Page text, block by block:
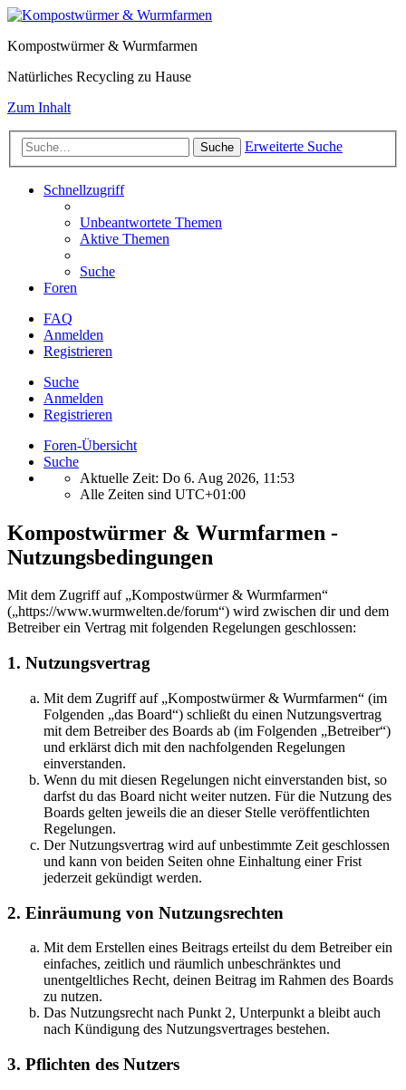
Kompostwürmer & Wurmfarmen
Natürliches Recycling zu Hause
Zum Inhalt
Suche Erweiterte Suche
Schnellzugriff
Unbeantwortete Themen
Aktive Themen
Suche
Foren
FAQ
Anmelden
Registrieren
Suche
Anmelden
Registrieren
Foren-Übersicht
Suche
Aktuelle Zeit: Do 6. Aug 2026, 11:53
Alle Zeiten sind UTC+01:00
Kompostwürmer & Wurmfarmen -
Nutzungsbedingungen
Mit dem Zugriff auf „Kompostwürmer & Wurmfarmen“
(„https://www.wurmwelten.de/forum“) wird zwischen dir und dem
Betreiber ein Vertrag mit folgenden Regelungen geschlossen:
1. Nutzungsvertrag
Mit dem Zugriff auf „Kompostwürmer & Wurmfarmen“ (im
Folgenden „das Board“) schließt du einen Nutzungsvertrag
mit dem Betreiber des Boards ab (im Folgenden „Betreiber“)
und erklärst dich mit den nachfolgenden Regelungen
einverstanden.
Wenn du mit diesen Regelungen nicht einverstanden bist, so
darfst du das Board nicht weiter nutzen. Für die Nutzung des
Boards gelten jeweils die an dieser Stelle veröffentlichten
Regelungen.
Der Nutzungsvertrag wird auf unbestimmte Zeit geschlossen
und kann von beiden Seiten ohne Einhaltung einer Frist
jederzeit gekündigt werden.
2. Einräumung von Nutzungsrechten
Mit dem Erstellen eines Beitrags erteilst du dem Betreiber ein
einfaches, zeitlich und räumlich unbeschränktes und
unentgeltliches Recht, deinen Beitrag im Rahmen des Boards
zu nutzen.
Das Nutzungsrecht nach Punkt 2, Unterpunkt a bleibt auch
nach Kündigung des Nutzungsvertrages bestehen.
3. Pflichten des Nutzers